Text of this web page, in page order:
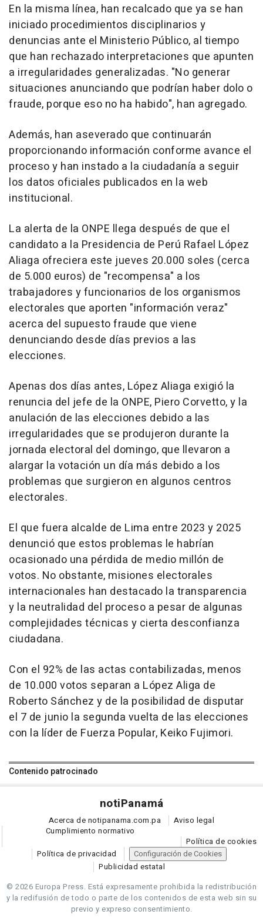
En la misma línea, han recalcado que ya se han
iniciado procedimientos disciplinarios y
denuncias ante el Ministerio Público, al tiempo
que han rechazado interpretaciones que apunten
a irregularidades generalizadas. "No generar
situaciones anunciando que podrían haber dolo o
fraude, porque eso no ha habido", han agregado.
Además, han aseverado que continuarán
proporcionando información conforme avance el
proceso y han instado a la ciudadanía a seguir
los datos oficiales publicados en la web
institucional.
La alerta de la ONPE llega después de que el
candidato a la Presidencia de Perú Rafael López
Aliaga ofreciera este jueves 20.000 soles (cerca
de 5.000 euros) de "recompensa" a los
trabajadores y funcionarios de los organismos
electorales que aporten "información veraz"
acerca del supuesto fraude que viene
denunciando desde días previos a las
elecciones.
Apenas dos días antes, López Aliaga exigió la
renuncia del jefe de la ONPE, Piero Corvetto, y la
anulación de las elecciones debido a las
irregularidades que se produjeron durante la
jornada electoral del domingo, que llevaron a
alargar la votación un día más debido a los
problemas que surgieron en algunos centros
electorales.
El que fuera alcalde de Lima entre 2023 y 2025
denunció que estos problemas le habrían
ocasionado una pérdida de medio millón de
votos. No obstante, misiones electorales
internacionales han destacado la transparencia
y la neutralidad del proceso a pesar de algunas
complejidades técnicas y cierta desconfianza
ciudadana.
Con el 92% de las actas contabilizadas, menos
de 10.000 votos separan a López Aliga de
Roberto Sánchez y de la posibilidad de disputar
el 7 de junio la segunda vuelta de las elecciones
con la líder de Fuerza Popular, Keiko Fujimori.
Contenido patrocinado
notiPanamá
Acerca de notipanama.com.pa
Aviso legal
Cumplimiento normativo
Política de cookies
Política de privacidad
Configuración de Cookies
Publicidad estatal
© 2026 Europa Press. Está expresamente prohibida la redistribución
y la redifusión de todo o parte de los contenidos de esta web sin su
previo y expreso consentimiento.